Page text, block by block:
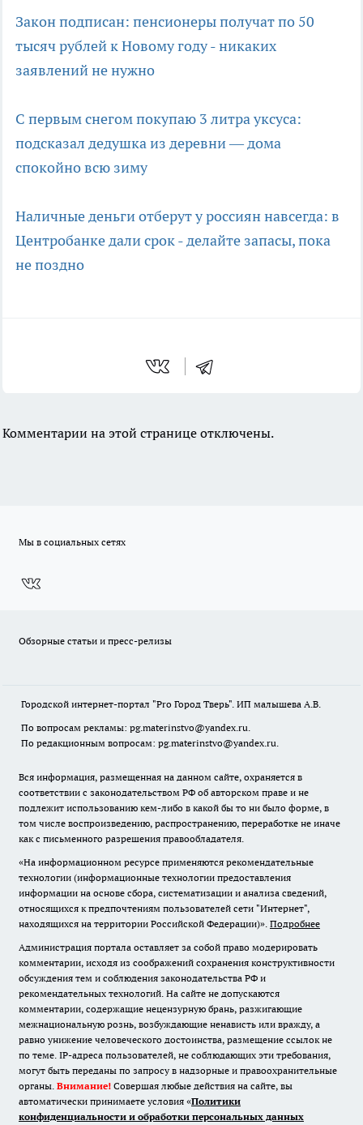
Закон подписан: пенсионеры получат по 50
тысяч рублей к Новому году - никаких
заявлений не нужно
С первым снегом покупаю 3 литра уксуса:
подсказал дедушка из деревни — дома
спокойно всю зиму
Наличные деньги отберут у россиян навсегда: в
Центробанке дали срок - делайте запасы, пока
не поздно
Комментарии на этой странице отключены.
Мы в социальных сетях
Обзорные статьи и пресс-релизы
Городской интернет-портал "Pro Город Тверь". ИП малышева А.В.
По вопросам рекламы: pg.materinstvo@yandex.ru.
По редакционным вопросам: pg.materinstvo@yandex.ru.
Вся информация, размещенная на данном сайте, охраняется в
соответствии с законодательством РФ об авторском праве и не
подлежит использованию кем-либо в какой бы то ни было форме, в
том числе воспроизведению, распространению, переработке не иначе
как с письменного разрешения правообладателя.
«На информационном ресурсе применяются рекомендательные
технологии (информационные технологии предоставления
информации на основе сбора, систематизации и анализа сведений,
относящихся к предпочтениям пользователей сети "Интернет",
находящихся на территории Российской Федерации)». Подробнее
Администрация портала оставляет за собой право модерировать
комментарии, исходя из соображений сохранения конструктивности
обсуждения тем и соблюдения законодательства РФ и
рекомендательных технологий. На сайте не допускаются
комментарии, содержащие нецензурную брань, разжигающие
межнациональную рознь, возбуждающие ненависть или вражду, а
равно унижение человеческого достоинства, размещение ссылок не
по теме. IP-адреса пользователей, не соблюдающих эти требования,
могут быть переданы по запросу в надзорные и правоохранительные
органы. Внимание! Совершая любые действия на сайте, вы
автоматически принимаете условия «Политики
конфиденциальности и обработки персональных данных